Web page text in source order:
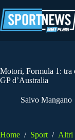
al
contenuto
Motori, Formula 1: tra
GP d’Australia
Salvo Mangano
Home / Sport / Altri